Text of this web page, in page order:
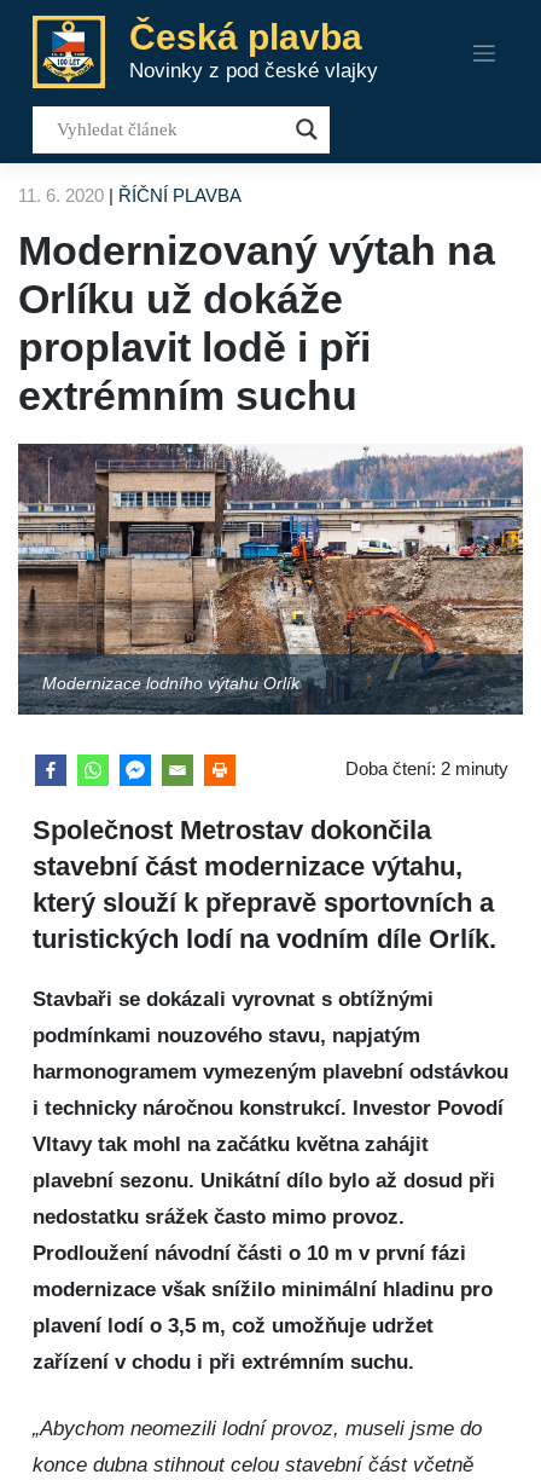
Skip
content
Česká plavba
Novinky z pod české vlajky
11. 6. 2020 | ŘÍČNÍ PLAVBA
Modernizovaný výtah na
Orlíku už dokáže
proplavit lodě i při
extrémním suchu
Modernizace lodního výtahu Orlík
Doba čtení: 2 minuty
Společnost Metrostav dokončila
stavební část modernizace výtahu,
který slouží k přepravě sportovních a
turistických lodí na vodním díle Orlík.
Stavbaři se dokázali vyrovnat s obtížnými
podmínkami nouzového stavu, napjatým
harmonogramem vymezeným plavební odstávkou
i technicky náročnou konstrukcí. Investor Povodí
Vltavy tak mohl na začátku května zahájit
plavební sezonu. Unikátní dílo bylo až dosud při
nedostatku srážek často mimo provoz.
Prodloužení návodní části o 10 m v první fázi
modernizace však snížilo minimální hladinu pro
plavení lodí o 3,5 m, což umožňuje udržet
zařízení v chodu i při extrémním suchu.
„Abychom neomezili lodní provoz, museli jsme do
konce dubna stihnout celou stavební část včetně